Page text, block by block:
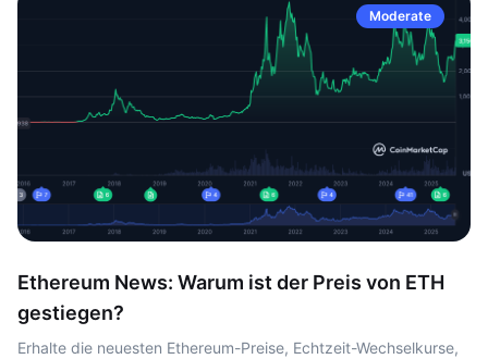
Moderate
Ethereum News: Warum ist der Preis von ETH
gestiegen?
Erhalte die neuesten Ethereum-Preise, Echtzeit-Wechselkurse,